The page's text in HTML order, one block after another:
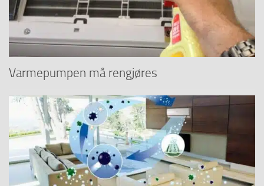
Varmepumpen må rengjøres